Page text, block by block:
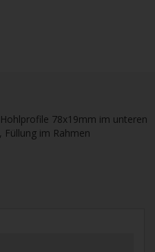
78x19mm im unteren
im Rahmen